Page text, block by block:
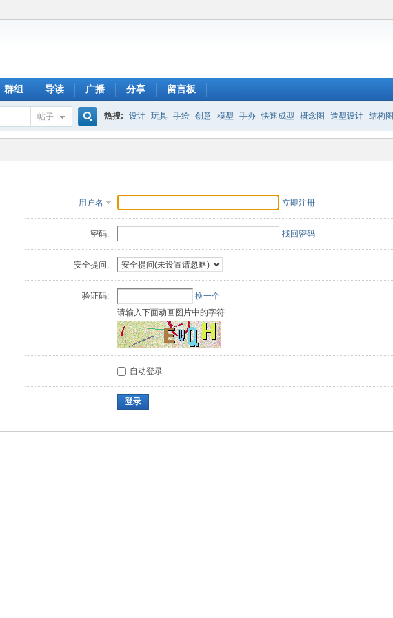
群组 导读 广播 分享 留言板
帖子
搜
热搜: 设计 玩具 手绘 创意 模型 手办 快速成型 概念图 造型设计 结构图
用户名 立即注册
密码: 找回密码
安全提问:
验证码:
换一个
请输入下面动画图片中的字符
自动登录
登录